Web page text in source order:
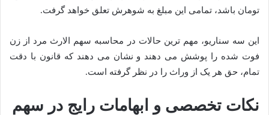
تومان باشد، تمامی این مبلغ به شوهرش تعلق خواهد گرفت.
این سه سناریو، مهم ترین حالات در محاسبه سهم الارث مرد از زن
فوت شده را پوشش می دهند و نشان می دهند که قانون با دقت
تمام، حق هر یک از وراث را در نظر گرفته است.
نکات تخصصی و ابهامات رایج در سهم